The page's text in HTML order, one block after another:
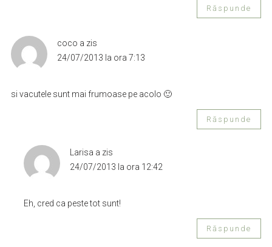
Răspunde
coco a zis
24/07/2013 la ora 7:13
si vacutele sunt mai frumoase pe acolo 🙂
Răspunde
Larisa a zis
24/07/2013 la ora 12:42
Eh, cred ca peste tot sunt!
Răspunde